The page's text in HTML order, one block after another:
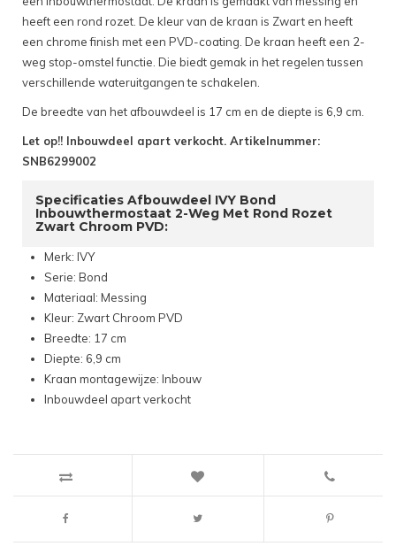
heeft een rond rozet. De kleur van de kraan is Zwart en heeft
een chrome finish met een PVD-coating. De kraan heeft een 2-
weg stop-omstel functie. Die biedt gemak in het regelen tussen
verschillende wateruitgangen te schakelen.
De breedte van het afbouwdeel is 17 cm en de diepte is 6,9 cm.
Let op!! Inbouwdeel apart verkocht. Artikelnummer:
SNB6299002
Specificaties Afbouwdeel IVY Bond
Inbouwthermostaat 2-Weg Met Rond Rozet
Zwart Chroom PVD:
Merk: IVY
Serie: Bond
Materiaal: Messing
Kleur: Zwart Chroom PVD
Breedte: 17 cm
Diepte: 6,9 cm
Kraan montagewijze: Inbouw
Inbouwdeel apart verkocht